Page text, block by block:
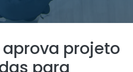
projeto
para